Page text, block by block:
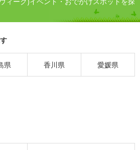
県 香川県 愛媛県